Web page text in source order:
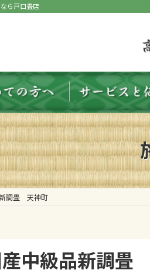
ら戸口畳店
調畳 天神町
中級品新調